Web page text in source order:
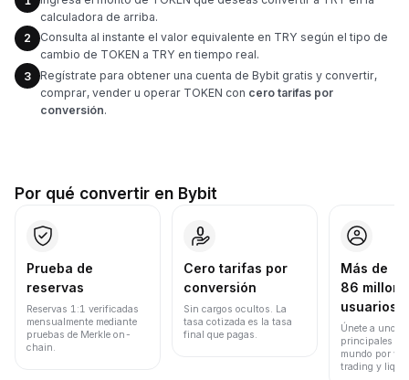
calculadora de arriba.
2
Consulta al instante el valor equivalente en TRY según el tipo de
cambio de TOKEN a TRY en tiempo real.
3
Regístrate para obtener una cuenta de Bybit gratis y convertir,
comprar, vender u operar TOKEN con cero tarifas por
conversión.
Por qué convertir en Bybit
Prueba de
reservas
Reservas 1:1 verificadas
mensualmente mediante
pruebas de Merkle on-
chain.
Cero tarifas por
conversión
Sin cargos ocultos. La
tasa cotizada es la tasa
final que pagas.
Más de
86
usuarios
Únete a uno
principales
mundo por
trading y